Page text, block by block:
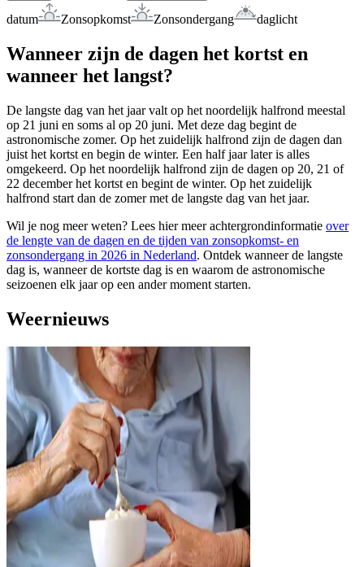
datum Zonsopkomst Zonsondergang daglicht
Wanneer zijn de dagen het kortst en
wanneer het langst?
De langste dag van het jaar valt op het noordelijk halfrond meestal
op 21 juni en soms al op 20 juni. Met deze dag begint de
astronomische zomer. Op het zuidelijk halfrond zijn de dagen dan
juist het kortst en begin de winter. Een half jaar later is alles
omgekeerd. Op het noordelijk halfrond zijn de dagen op 20, 21 of
22 december het kortst en begint de winter. Op het zuidelijk
halfrond start dan de zomer met de langste dag van het jaar.
Wil je nog meer weten? Lees hier meer achtergrondinformatie over
de lengte van de dagen en de tijden van zonsopkomst- en
zonsondergang in 2026 in Nederland. Ontdek wanneer de langste
dag is, wanneer de kortste dag is en waarom de astronomische
seizoenen elk jaar op een ander moment starten.
Weernieuws